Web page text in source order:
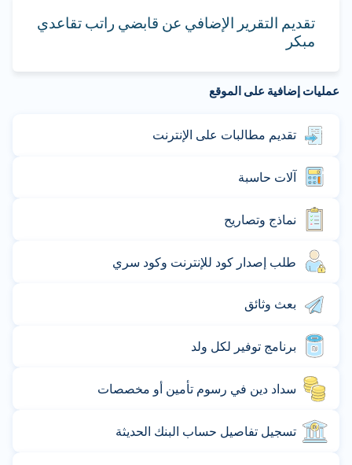
تقديم التقرير الإضافي عن قابضي راتب تقاعدي
مبكر
عمليات إضافية على الموقع
تقديم مطالبات على الإنترنت
آلات حاسبة
نماذج وتصاريح
طلب إصدار كود للإنترنت وكود سري
بعث وثائق
برنامج توفير لكل ولد
سداد دين في رسوم تأمين أو مخصصات
تسجيل تفاصيل حساب البنك الحديثة